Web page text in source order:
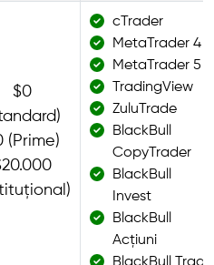
$0
(Prime)
cTrader
MetaTrader 4
MetaTrader 5
TradingView
ZuluTrade
BlackBull
CopyTrader
BlackBull
Invest
BlackBull
Acțiuni